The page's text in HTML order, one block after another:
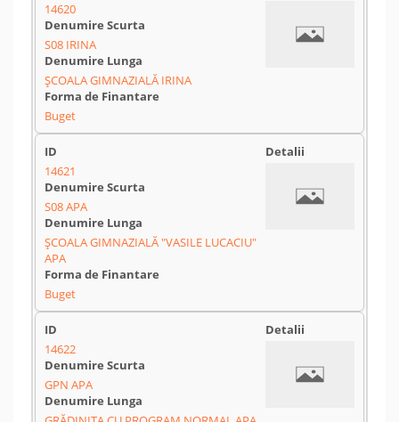
14620
S08 IRINA
ȘCOALA GIMNAZIALĂ IRINA
Buget
14621
S08 APA
ȘCOALA GIMNAZIALĂ "VASILE LUCACIU"
APA
Buget
14622
GPN APA